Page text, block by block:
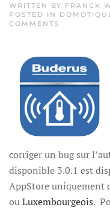
WRITTEN BY FRANCK
POSTED IN
COMMENTS
BUDERUS
corriger un bug sur
disponible 3.0.1 est
AppStore uniquement
ouLuxembourgeois.